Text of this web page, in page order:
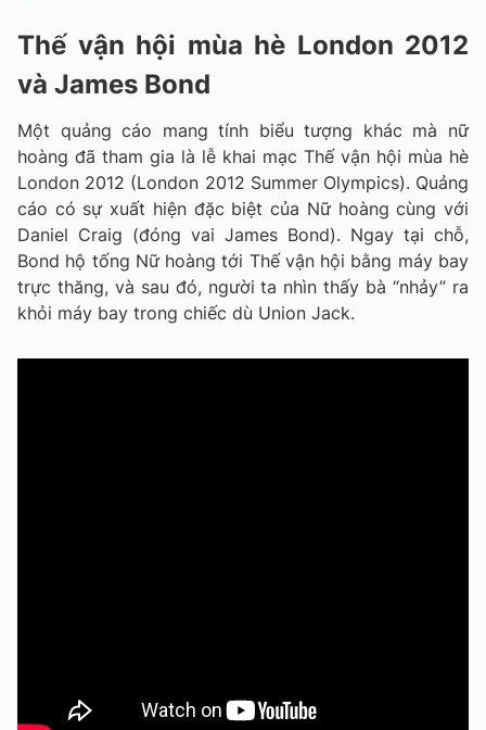
Thế vận hội mùa hè London 2012
và James Bond
Một quảng cáo mang tính biểu tượng khác mà nữ
hoàng đã tham gia là lễ khai mạc Thế vận hội mùa hè
London 2012 (London 2012 Summer Olympics). Quảng
cáo có sự xuất hiện đặc biệt của Nữ hoàng cùng với
Daniel Craig (đóng vai James Bond). Ngay tại chỗ,
Bond hộ tống Nữ hoàng tới Thế vận hội bằng máy bay
trực thăng, và sau đó, người ta nhìn thấy bà “nhảy” ra
khỏi máy bay trong chiếc dù Union Jack.